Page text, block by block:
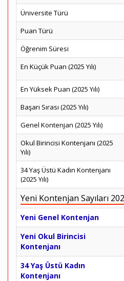
Üniversite Türü
Puan Türü
Öğrenim Süresi
En Küçük Puan (2025 Yılı)
En Yüksek Puan (2025 Yılı)
Başarı Sırası (2025 Yılı)
Genel Kontenjan (2025 Yılı)
Okul Birincisi Kontenjanı (2025
Yılı)
34 Yaş Üstü Kadın Kontenjanı
(2025 Yılı)
Yeni Kontenjan Sayıları
Yeni Genel Kontenjan
Yeni Okul Birincisi
Kontenjanı
34 Yaş Üstü Kadın
Kontenjanı